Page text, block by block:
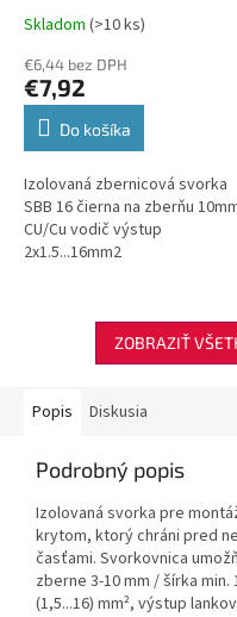
zberňu 10mm CU/Cu
výstup 2x1.5...16mm2
81550007
Skladom (>10 ks)
€6,44 bez DPH
€7,92
Do košíka
Izolovaná zbernicová svorka
SBB 16 čierna na zberňu
CU/Cu vodič výstup
2x1.5...16mm2
ZOBRAZIŤ
Popis Diskusia
Podrobný popis
Izolovaná svorka pre
krytom, ktorý chráni pred
časťami. Svorkovnica
zberne 3-10 mm / šírka
(1,5...16) mm², výstup